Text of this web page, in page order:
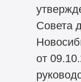
Совета
от